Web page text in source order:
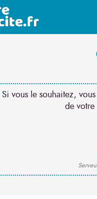
Si vous le souhaitez,
de